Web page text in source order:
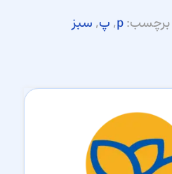
برچسب:p
,پ,سبز